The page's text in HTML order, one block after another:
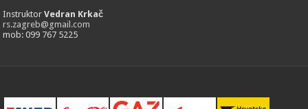
InstruktorVedran Krkač
rs.zagreb@gmail.com
mob: 099 767 5225